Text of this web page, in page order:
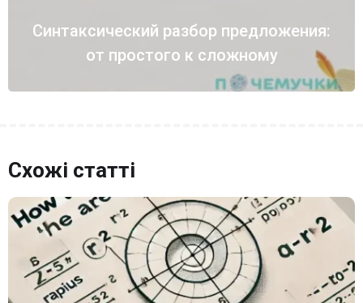
Синтаксический разбор предложения:
от простого к сложному
Схожі статті